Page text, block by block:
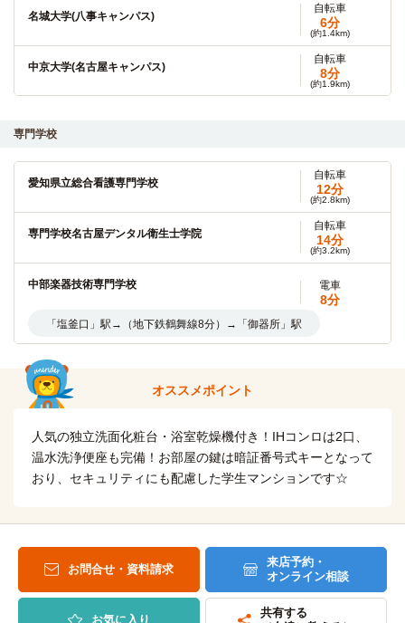
名城大学(八事キャンパス)
自転車
6分
(約1.4km)
中京大学(名古屋キャンパス)
自転車
8分
(約1.9km)
自転車
13分
(約3.2km)
自転車
14分
(約3.6km)
14分
「塩釜口」駅→（地下鉄鶴舞線8分）→「御器所」駅（4分）
→（地下鉄桜通線2分）→「桜山」駅
名古屋大学(大幸キャンパス)
「塩釜口」駅→（鶴舞線2分）→「八事」駅（3分）→（名城
名古屋大学(鶴舞キャンパス) 電車
12分
名古屋葵大学（旧称：名古屋女子大学）(汐路学舎) 電車
18分
「塩釜口」駅→（地下鉄鶴舞線8分）→「御器所」駅（6分）
→（地下鉄桜通線4分）→「瑞穂区役所」駅
専門学校
愛知県立総合看護専門学校
自転車
12分
(約2.8km)
専門学校名古屋デンタル衛生士学院
自転車
14分
(約3.2km)
中部楽器技術専門学校 電車
8分
「塩釜口」駅→（地下鉄鶴舞線8分）→「御器所」駅
愛知学院大学歯科技工専門学校
「塩釜口」駅→（地下鉄鶴舞線2分）→「八事」駅→（地下鉄
名古屋美容専門学校 電車
19分
電車
20分
「塩釜口」駅→（地下鉄鶴舞線7分）→「赤池」駅（2分）
→（名鉄豊田線11分）→「三好ケ丘」駅
オススメポイント
人気の独立洗面化粧台・浴室乾燥機付き！IHコンロは2口、
温水洗浄便座も完備！お部屋の鍵は暗証番号式キーとなって
おり、セキュリティにも配慮した学生マンションです☆
お問合せ・資料請求
来店予約・
オンライン相談
お気に入り
共有する